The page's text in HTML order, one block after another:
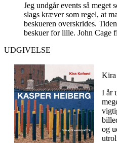
Jeg undgår events så
slags kræver som regel, at
beskueren overskrides.
beskuer for lille. John Cage
UDGIVELSE
Kira
I år
og